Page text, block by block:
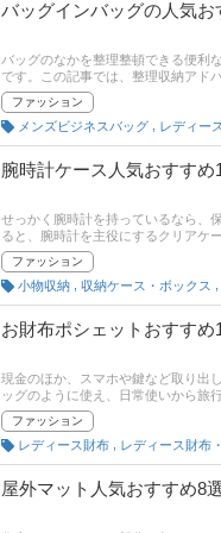
バッグインバッグの人気
バッグのなかを整理整頓できる便利
です。この記事では、整理収納アド
ワダイレクトなどのおすすめ商品を
ピックアップしました。後半には、
てチェックしてみてください。
ファッション
メンズビジネスバッグ
腕時計ケース人気おすす
せっかく腕時計を持っているなら、
ると、腕時計を主役にするクリアケ
ントを抑えておかないと、腕時計を
腕時計ケースを購入しようと考えて
など、初心者向けに詳しく解説いた
どれなのかを見つけられるはずです
ファッション
小物収納
収納ケース・ボックス
お財布ポシェットおすす
現金のほか、スマホや鍵など取り出
ッグのように使え、日常使いから旅
べばいいか分からない！ という方に
おすすめ商品を紹介。フルラやコー
スマホも入る大容量タイプもピック
筋や口コミとあわせてチェックして
ファッション
レディース財布
屋外マット人気おすすめ8